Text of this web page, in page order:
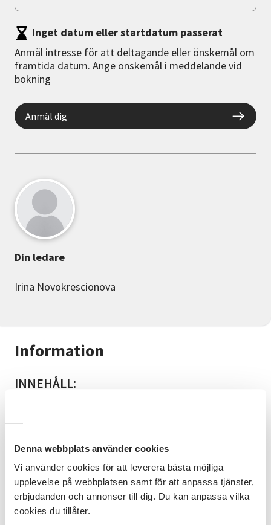
Denna webbplats använder cookies
Vi använder cookies för att leverera bästa möjliga
upplevelse på webbplatsen samt för att anpassa tjänster,
erbjudanden och annonser till dig. Du kan anpassa vilka
cookies du tillåter.
Information
INNEHÅLL:
FÖRKUNSKAPER:
tecknat tidigare.
PLATS:
8 tisdagar i rad i SVs lokaler i Karlskrona,
Inget datum eller startdatum passerat
Anmäl intresse för att deltagande eller önskemål om
framtida datum. Ange önskemål i meddelande vid
bokning
Anmäl dig
Din ledare
Irina Novokrescionova